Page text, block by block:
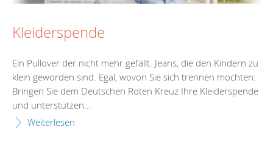
Kleiderspende
Ein Pullover der nicht mehr gefällt. Jeans, die den Kindern zu
klein geworden sind. Egal, wovon Sie sich trennen möchten:
Bringen Sie dem Deutschen Roten Kreuz Ihre Kleiderspende
und unterstützen...
Weiterlesen